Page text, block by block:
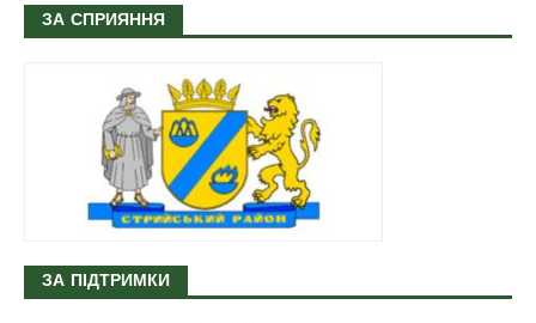
ЗА СПРИЯННЯ
ЗА ПІДТРИМКИ